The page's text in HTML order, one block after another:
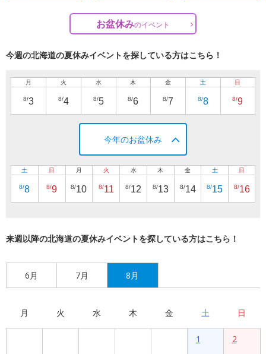
お盆休みのイベント
今週の北海道の夏休みイベントを探している方はこちら！
月
8/3
火
8/4
水
8/5
木
8/6
金
8/7
土
8/8
日
8/9
今年のお盆休み
土
8/8
日
8/9
月
8/10
火
8/11
水
8/12
木
8/13
金
8/14
土
8/15
日
8/16
来週以降の北海道の夏休みイベントを探している方はこちら！
6月 7月 8月
月 火 水 木 金 土 日
1 2